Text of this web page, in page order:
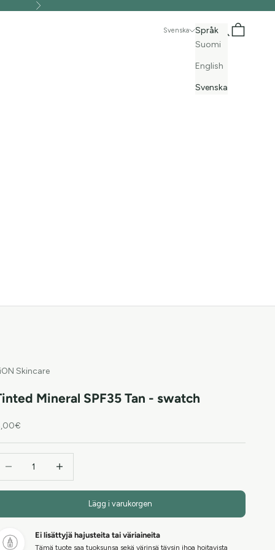
Nästa
Svenska
Språk
Suomi
English
Svenska
Sök Kundvagn
Skincare
Mineral SPF35 Tan - swatch
pris
Lägg i varukorgen
Ei lisättyjä hajusteita tai väriaineita
Tämä tuote saa tuoksunsa sekä värinsä täysin ihoa hoitavista